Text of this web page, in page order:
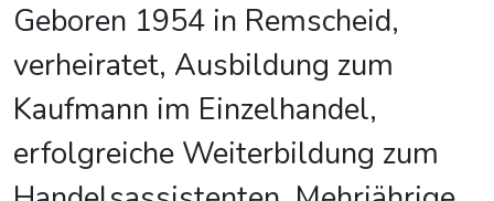
Geboren 1954 in Remscheid,
verheiratet, Ausbildung zum
Kaufmann im Einzelhandel,
erfolgreiche Weiterbildung zum